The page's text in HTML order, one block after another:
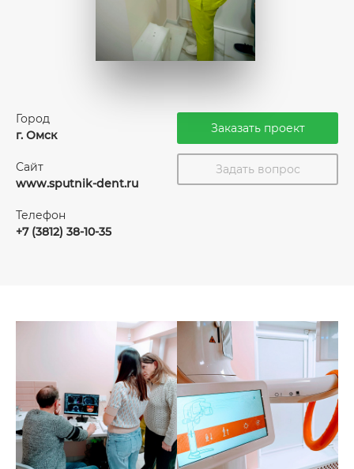
Город
г. Омск
Сайт
www.sputnik-dent.ru
Телефон
+7 (3812) 38-10-35
Заказать проект
Задать вопрос